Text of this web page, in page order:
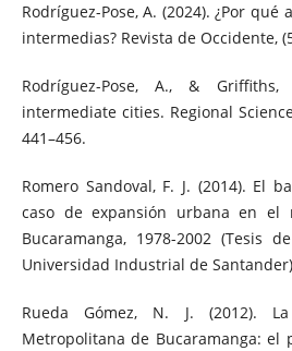
Rodríguez-Pose, A. (2024). ¿Por
intermedias? Revista de Occidente,
Rodríguez-Pose, A., & Griffiths,
intermediate cities. Regional
441–456.
Romero Sandoval, F. J. (2014). El
caso de expansión urbana en
Bucaramanga, 1978-2002 (Tesis
Universidad Industrial de
Rueda Gómez, N. J. (2012).
Metropolitana de Bucaramanga: el